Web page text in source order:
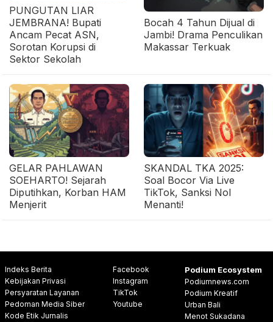
PUNGUTAN LIAR
JEMBRANA! Bupati
Ancam Pecat ASN,
Sorotan Korupsi di
Sektor Sekolah
Bocah 4 Tahun Dijual di
Jambi! Drama Penculikan
Makassar Terkuak
GELAR PAHLAWAN
SOEHARTO! Sejarah
Diputihkan, Korban HAM
Menjerit
SKANDAL TKA 2025:
Soal Bocor Via Live
TikTok, Sanksi Nol
Menanti!
Indeks Berita
Kebijakan Privasi
Persyaratan Layanan
Pedoman Media Siber
Kode Etik Jurnalis
Facebook
Instagram
TikTok
Youtube
Podium Ecosystem
Podiumnews.com
Podium Kreatif
Urban Bali
Menot Sukadana